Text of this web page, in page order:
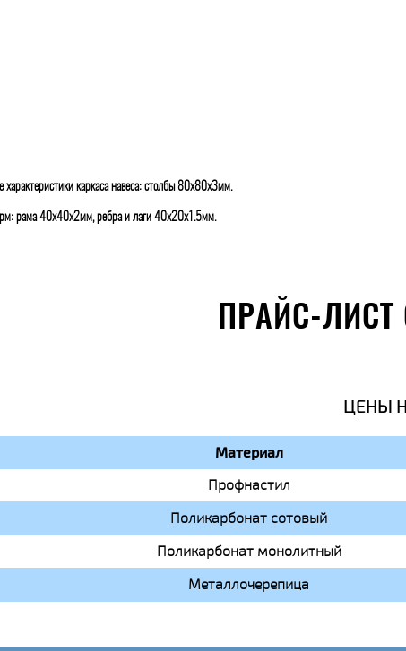
характеристики каркаса навеса: столбы 80х80х3мм.
рама 40х40х2мм, ребра и лаги 40х20х1.5мм.
ПРАЙС-
ЦЕНЫ
Материал
Профнастил
Поликарбонат сотовый
Поликарбонат монолитный
Металлочерепица